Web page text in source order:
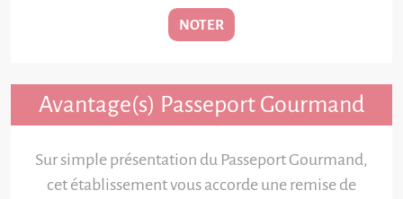
NOTER
Avantage(s) Passeport Gourmand
Sur simple présentation du Passeport Gourmand,
cet établissement vous accorde une remise de